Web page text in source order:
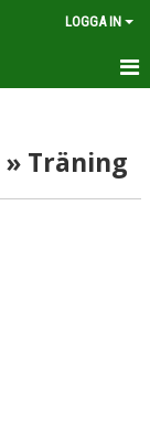
LOGGA IN
» Träning